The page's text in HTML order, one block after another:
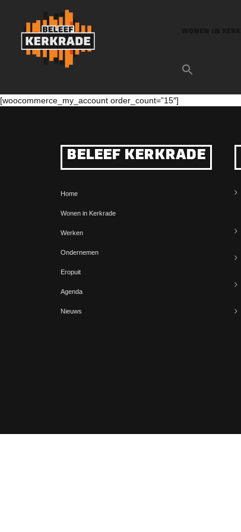
[woocommerce_my_account order_count=”15″]
BELEEF KERKRADE
Home
Wonen in Kerkrade
Werken
Ondernemen
Eropuit
Agenda
Nieuws